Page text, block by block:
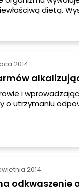
dietą.
choroby.
2014
i
o utrzymaniu
2014
odkwaszenie